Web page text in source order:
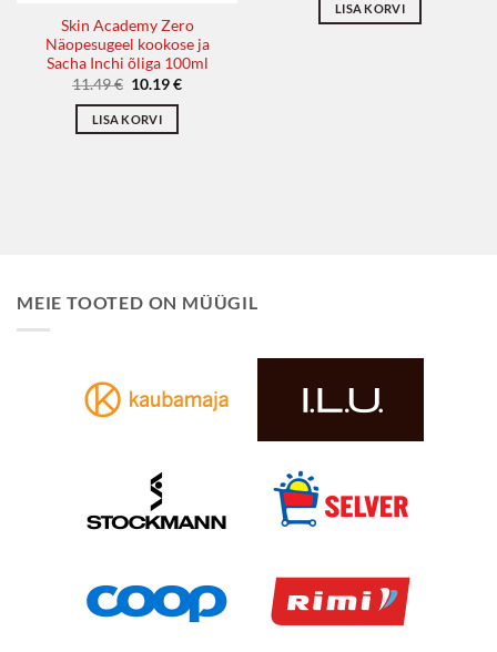
Skin Academy Zero
Näopesugeel kookose ja
Sacha Inchi õliga 100ml
11.49€ Algne
oli:
11.49 €.
10.19€Praegune
LISA KORVI
LISA KORVI
MEIE TOOTED ON MÜÜGIL